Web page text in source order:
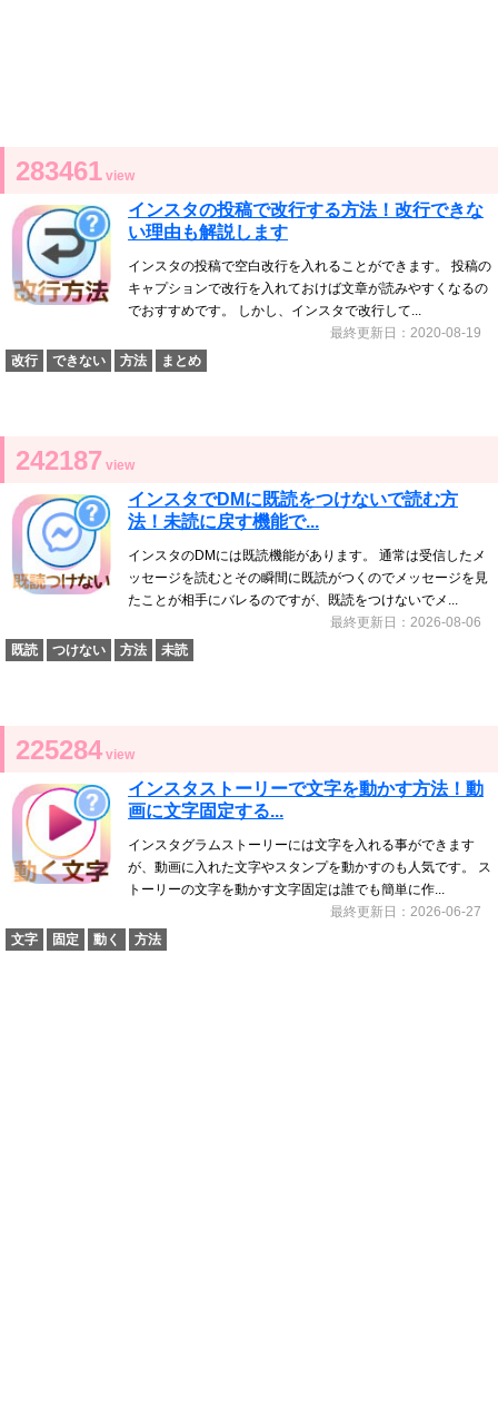
283461 view
インスタの投稿で改行する方法！改行できな
い理由も解説します
インスタの投稿で空白改行を入れることができます。 投稿の
キャプションで改行を入れておけば文章が読みやすくなるの
でおすすめです。 しかし、インスタで改行して...
最終更新日：2020-08-19
改行
できない 方法 まとめ
242187 view
インスタでDMに既読をつけないで読む方
法！未読に戻す機能で...
インスタのDMには既読機能があります。 通常は受信したメ
ッセージを読むとその瞬間に既読がつくのでメッセージを見
たことが相手にバレるのですが、既読をつけないでメ...
最終更新日：2026-08-06
既読
つけない 方法 未読
225284 view
インスタストーリーで文字を動かす方法！動
画に文字固定する...
インスタグラムストーリーには文字を入れる事ができます
が、動画に入れた文字やスタンプを動かすのも人気です。 ス
トーリーの文字を動かす文字固定は誰でも簡単に作...
最終更新日：2026-06-27
文字
固定 動く 方法